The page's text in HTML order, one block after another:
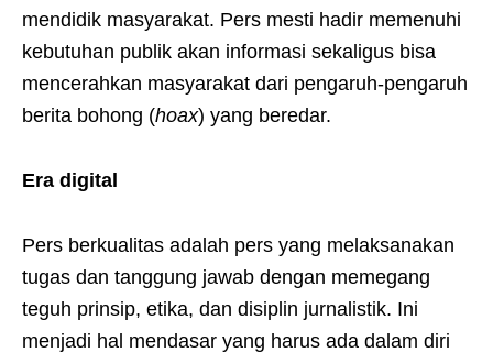
mendidik masyarakat. Pers mesti hadir memenuhi
kebutuhan publik akan informasi sekaligus bisa
mencerahkan masyarakat dari pengaruh-pengaruh
berita bohong (hoax) yang beredar.
Era digital
Pers berkualitas adalah pers yang melaksanakan
tugas dan tanggung jawab dengan memegang
teguh prinsip, etika, dan disiplin jurnalistik. Ini
menjadi hal mendasar yang harus ada dalam diri